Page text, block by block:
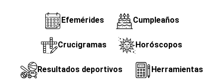
Efemérides Cumpleaños
Crucigramas Horóscopos
Resultados deportivos Herramientas